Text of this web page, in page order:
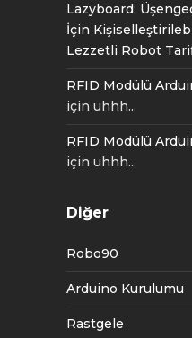
Lazyboard:
İçin
Lezzetli Robot
RFID Modülü
için uhhh...
RFID Modülü
için uhhh...
Diğer
Robo90
Arduino Kurulumu
Rastgele